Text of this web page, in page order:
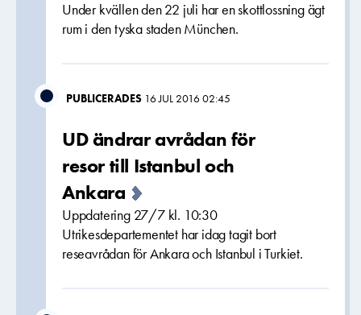
Under kvällen den 22 juli har en skottlossning ägt
rum i den tyska staden München.
PUBLICERADES 16 JUL 2016 02:45
UD ändrar avrådan för
resor till Istanbul och
Ankara
Uppdatering 27/7 kl. 10:30
Utrikesdepartementet har idag tagit bort
reseavrådan för Ankara och Istanbul i Turkiet.